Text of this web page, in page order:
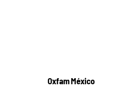
Oxfam México